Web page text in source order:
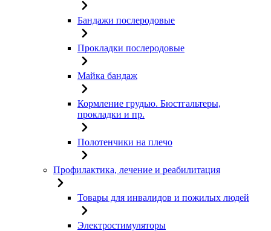
Бандажи послеродовые
Прокладки послеродовые
Майка бандаж
Кормление грудью. Бюстгальтеры,
прокладки и пр.
Полотенчики на плечо
Профилактика, лечение и реабилитация
Товары для инвалидов и пожилых людей
Электростимуляторы